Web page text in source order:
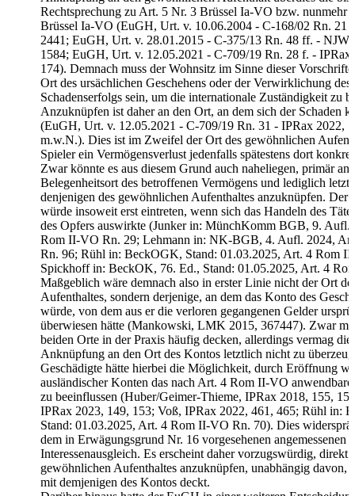
Rechtsprechung zu Art. 5 Nr. 3 Brüssel Ia-VO bzw. nunmehr
Brüssel Ia-VO (EuGH, Urt. v. 10.06.2004 - C-168/02 Rn. 21
2441; EuGH, Urt. v. 28.01.2015 - C-375/13 Rn. 48 ff. - NJW
1584; EuGH, Urt. v. 12.05.2021 - C-709/19 Rn. 28 f. - IPRax
174). Demnach muss der Wohnsitz im Sinne dieser
Ort des ursächlichen Geschehens oder der Verwirklichung des
Schadenserfolgs sein, um die internationale Zuständigkeit zu
Anzuknüpfen ist daher an den Ort, an dem sich der Schaden
(EuGH, Urt. v. 12.05.2021 - C-709/19 Rn. 31 - IPRax 2022,
m.w.N.). Dies ist im Zweifel der Ort des gewöhnlichen
Spieler ein Vermögensverlust jedenfalls spätestens dort
Zwar könnte es aus diesem Grund auch naheliegen, primär an
Belegenheitsort des betroffenen Vermögens und lediglich
denjenigen des gewöhnlichen Aufenthaltes anzuknüpfen. Der
würde insoweit erst eintreten, wenn sich das Handeln des
des Opfers auswirkte (Junker in: MünchKomm BGB, 9. Aufl.
Rom II-VO Rn. 29; Lehmann in: NK-BGB, 4. Aufl. 2024,
Rn. 96; Rühl in: BeckOGK, Stand: 01.03.2025, Art. 4 Rom
Spickhoff in: BeckOK, 76. Ed., Stand: 01.05.2025, Art. 4
Maßgeblich wäre demnach also in erster Linie nicht der Ort
Aufenthaltes, sondern derjenige, an dem das Konto des
würde, von dem aus er die verloren gegangenen Gelder
überwiesen hätte (Mankowski, LMK 2015, 367447). Zwar
beiden Orte in der Praxis häufig decken, allerdings vermag
Anknüpfung an den Ort des Kontos letztlich nicht zu
Geschädigte hätte hierbei die Möglichkeit, durch Eröffnung
ausländischer Konten das nach Art. 4 Rom II-VO
zu beeinflussen (Huber/Geimer-Thieme, IPRax 2018, 155,
IPRax 2023, 149, 153; Voß, IPRax 2022, 461, 465; Rühl in:
Stand: 01.03.2025, Art. 4 Rom II-VO Rn. 70). Dies
dem in Erwägungsgrund Nr. 16 vorgesehenen angemessenen
Interessenausgleich. Es erscheint daher vorzugswürdig, direkt
gewöhnlichen Aufenthaltes anzuknüpfen, unabhängig davon,
mit demjenigen des Kontos deckt.